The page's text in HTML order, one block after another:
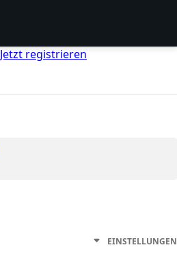
Jetzt registrieren
EINSTELLUNGEN